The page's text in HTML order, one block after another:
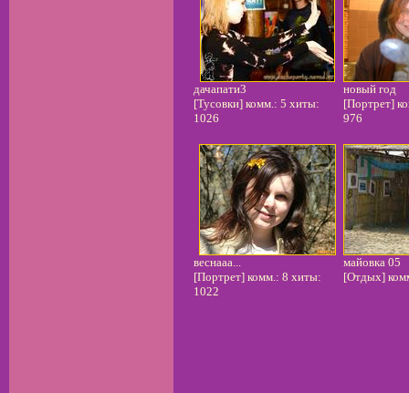
дачапати3
[Тусовки] комм.: 5 хиты:
1026
новый год
[Портрет]
976
веснааа...
[Портрет] комм.: 8 хиты:
1022
майовка 05
[Отдых]